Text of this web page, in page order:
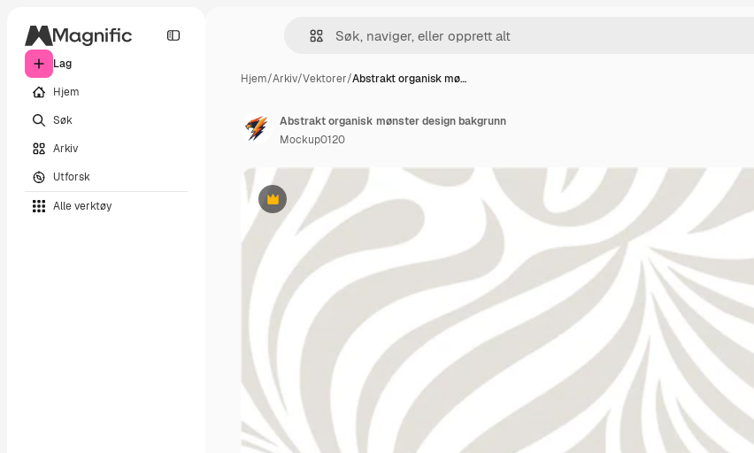
Lag
Hjem
Søk
Arkiv
Utforsk
Alle verktøy
Hjem/Arkiv/Vektorer/Abstrakt organisk mø…
Premium
Abstrakt organisk mønster design bakgrunn
Mockup0120